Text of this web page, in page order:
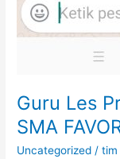
Guru Les
SMA
Uncategorized /tim